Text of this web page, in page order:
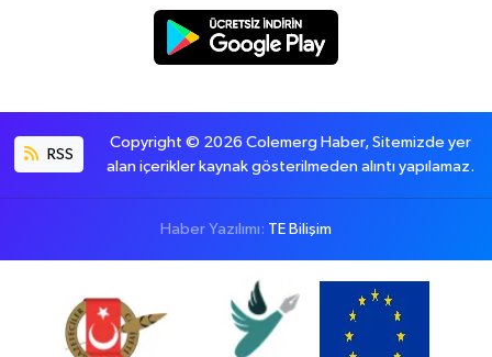
RSS
Copyright © 2026 Colemerg Haber, Sitemizde yer
alan içerikler kaynak gösterilmeden alıntı yapılamaz.
Haber Yazılımı: TE Bilişim